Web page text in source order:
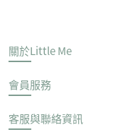
關於Little Me
會員服務
客服與聯絡資訊